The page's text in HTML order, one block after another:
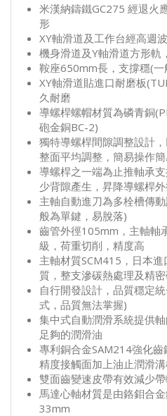
米漢納鑄鐵GC275 經退火
形
XY軸滑道及工作台經高週
機身滑道及Y軸滑道方形軌
鞍座650mm長，支撐穩(
XY軸滑道貼進口耐磨板
久耐磨
導螺桿螺帽材質為磷青銅
砲金銅BC-2)
獨特導螺桿間隙調整設計
整面平均調整，簡易操作
導螺桿之一端為止推軸承
少背隙產生，昇降導螺桿
主軸自動進刀為多栓槽傳
般為單鍵，易脫落)
齒管外徑105mm，主軸軸
級，荷重切削，精度高
主軸材質SCM415，日本
質，整支滲碳熱處理及精
自行開發設計，品質穩定
式，品質無法掌握)
集中式自動潤滑系統提供
足夠的潤滑油
專利銅合金SAM214強化
精度接觸面加上油止潤滑
雙面齒變速皮帶有效減少
馬達心軸材質是由鉻鉬合
33mm